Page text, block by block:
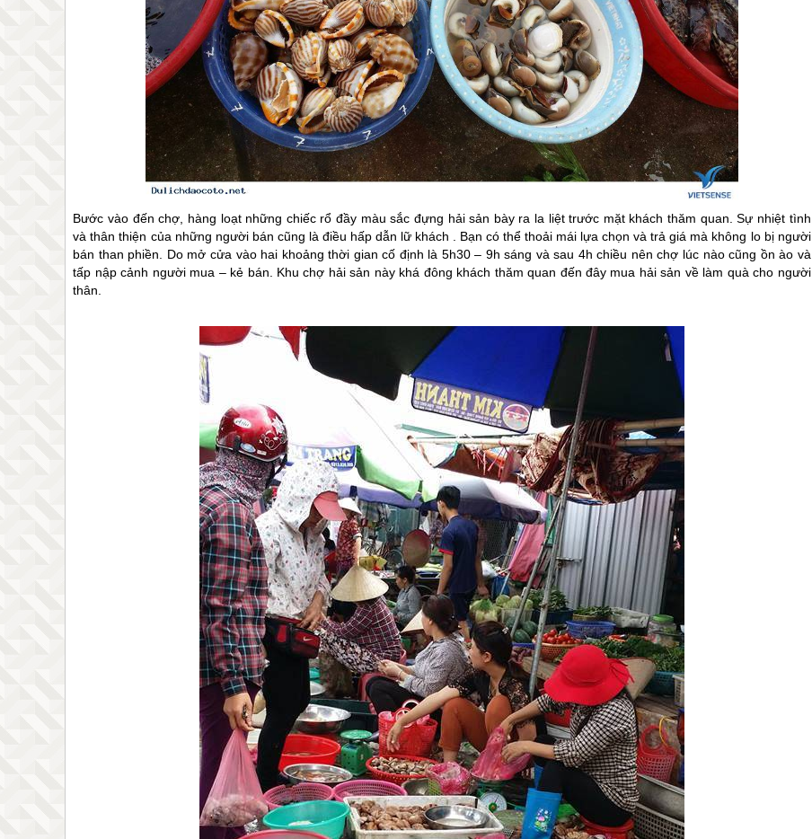
Bước vào đến chợ, hàng loạt những chiếc rổ đầy màu sắc đựng hải sản bày ra la liệt trước mặt khách thăm quan. Sự nhiệt tình
và thân thiện của những người bán cũng là điều hấp dẫn lữ khách . Bạn có thể thoải mái lựa chọn và trả giá mà không lo bị người
bán than phiền. Do mở cửa vào hai khoảng thời gian cố định là 5h30 – 9h sáng và sau 4h chiều nên chợ lúc nào cũng ồn ào và
tấp nập cảnh người mua – kẻ bán. Khu chợ hải sản này khá đông khách thăm quan đến đây mua hải sản về làm quà cho người
thân.